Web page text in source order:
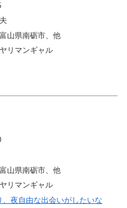
富山県南砺市、他
ヤリマンギャル
富山県南砺市、他
ヤリマンギャル
夜自由な出会いがしたいな